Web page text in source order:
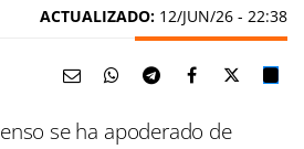
ACTUALIZADO: 12/JUN/26 - 22:38
se ha apoderado de